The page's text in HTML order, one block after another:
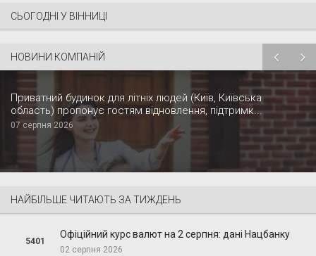
СЬОГОДНІ У ВІННИЦІ
НОВИНИ КОМПАНІЙ
Приватний будинок для літніх людей (Київ, Київська
область) пропонує гостям відновлення, підтримк...
07 серпня 2026
НАЙБІЛЬШЕ ЧИТАЮТЬ ЗА ТИЖДЕНЬ
5401
Офіційний курс валют на 2 серпня: дані Нацбанку
02 серпня 2026